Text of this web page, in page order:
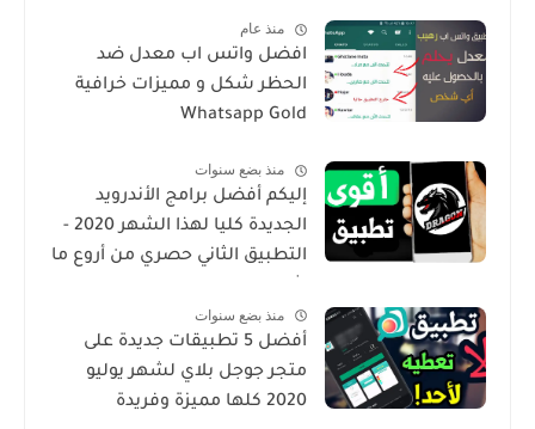
منذ عام
افضل واتس اب معدل ضد
الحظر شكل و مميزات خرافية
Whatsapp Gold
منذ بضع سنوات
إليكم أفضل برامج الأندرويد
الجديدة كليا لهذا الشهر 2020 -
التطبيق الثاني حصري من أروع ما
منذ بضع سنوات
أفضل 5 تطبيقات جديدة على
متجر جوجل بلاي لشهر يوليو
2020 كلها مميزة وفريدة